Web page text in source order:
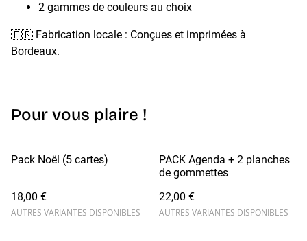
2 gammes de couleurs au choix
🇫🇷 Fabrication locale : Conçues et imprimées à
Bordeaux.
Pour vous plaire !
Pack Noël (5 cartes)
18,00 €
AUTRES VARIANTES DISPONIBLES
PACK Agenda + 2 planches
de gommettes
22,00 €
AUTRES VARIANTES DISPONIBLES